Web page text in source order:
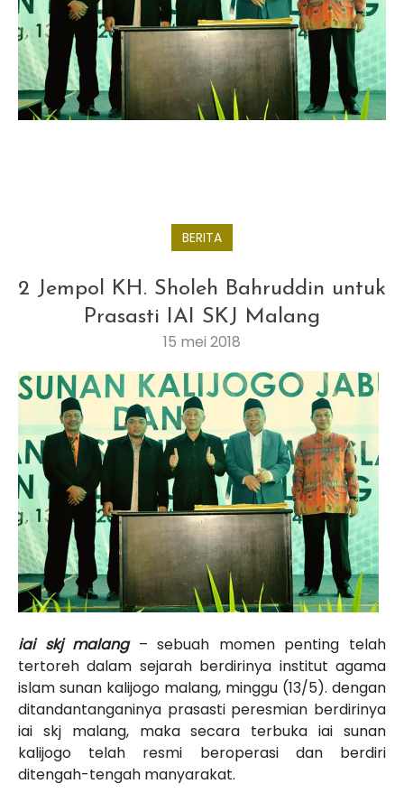
BERITA
2 Jempol KH. Sholeh Bahruddin untuk
Prasasti IAI SKJ Malang
15 mei 2018
iai skj malang – sebuah momen penting telah
tertoreh dalam sejarah berdirinya institut agama
islam sunan kalijogo malang, minggu (13/5). dengan
ditandantanganinya prasasti peresmian berdirinya
iai skj malang, maka secara terbuka iai sunan
kalijogo telah resmi beroperasi dan berdiri
ditengah-tengah manyarakat.